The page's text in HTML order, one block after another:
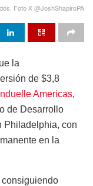
Foto X @JoshShapiroPA
la
de $3,8
Americas,
de Desarrollo
Philadelphia, con
en la